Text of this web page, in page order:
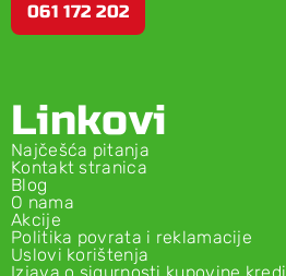
061 172 202
Linkovi
Najčešća pitanja
Kontakt stranica
Blog
O nama
Akcije
Politika povrata i reklamacije
Uslovi korištenja